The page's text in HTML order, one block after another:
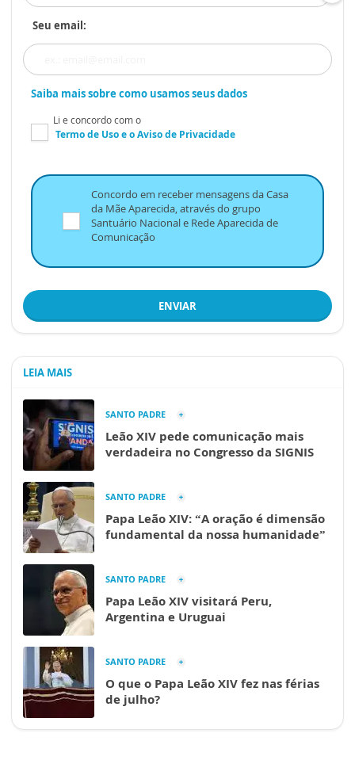
Seu email:
Saiba mais sobre como usamos seus dados
Li e concordo com o
Termo de Usoe oAviso de Privacidade
Concordo em receber mensagens da Casa
da Mãe Aparecida, através do grupo
Santuário Nacional e Rede Aparecida de
Comunicação
ENVIAR
LEIA MAIS
SANTO PADRE
Leão XIV pede comunicação mais
verdadeira no Congresso da SIGNIS
SANTO PADRE
Papa Leão XIV: “A oração é dimensão
fundamental da nossa humanidade”
SANTO PADRE
Papa Leão XIV visitará Peru,
Argentina e Uruguai
SANTO PADRE
O que o Papa Leão XIV fez nas férias
de julho?